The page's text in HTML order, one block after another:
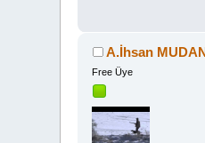
A.İhsan
Free Üye